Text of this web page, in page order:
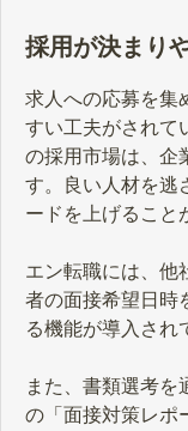
採用が決まり
求人への応募を集
すい工夫がされて
の採用市場は、企
す。良い人材を逃
ードを上げること
エン転職には、他
者の面接希望日時
る機能が導入され
また、書類選考を
の「面接対策レポ